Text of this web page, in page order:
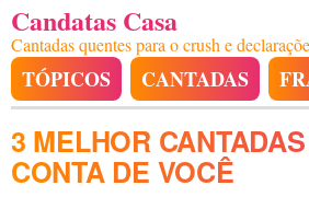
Candatas Casa
Cantadas quentes para o crush e
TÓPICOS CANTADAS
3 MELHOR
CONTA DE VOCÊ